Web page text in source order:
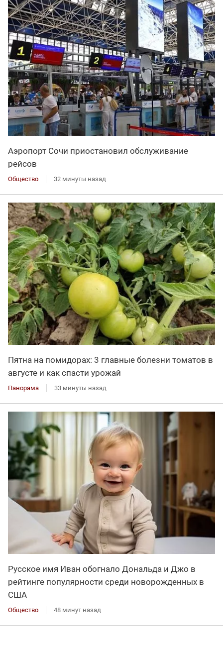
Аэропорт Сочи приостановил обслуживание
рейсов
Общество 32 минуты назад
Пятна на помидорах: 3 главные болезни томатов в
августе и как спасти урожай
Панорама 33 минуты назад
Русское имя Иван обогнало Дональда и Джо в
рейтинге популярности среди новорожденных в
США
Общество 48 минут назад